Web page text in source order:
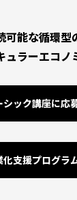
可能な循環型
ュラーエコ
シック講座に応
化支援プログラ